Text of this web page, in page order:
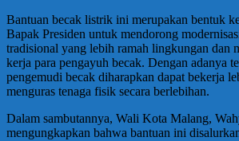
Bantuan becak listrik ini merupakan bentuk
Bapak Presiden untuk mendorong
tradisional yang lebih ramah lingkungan dan
kerja para pengayuh becak. Dengan adanya
pengemudi becak diharapkan dapat bekerja
menguras tenaga fisik secara berlebihan.
Dalam sambutannya, Wali Kota Malang,
mengungkapkan bahwa bantuan ini